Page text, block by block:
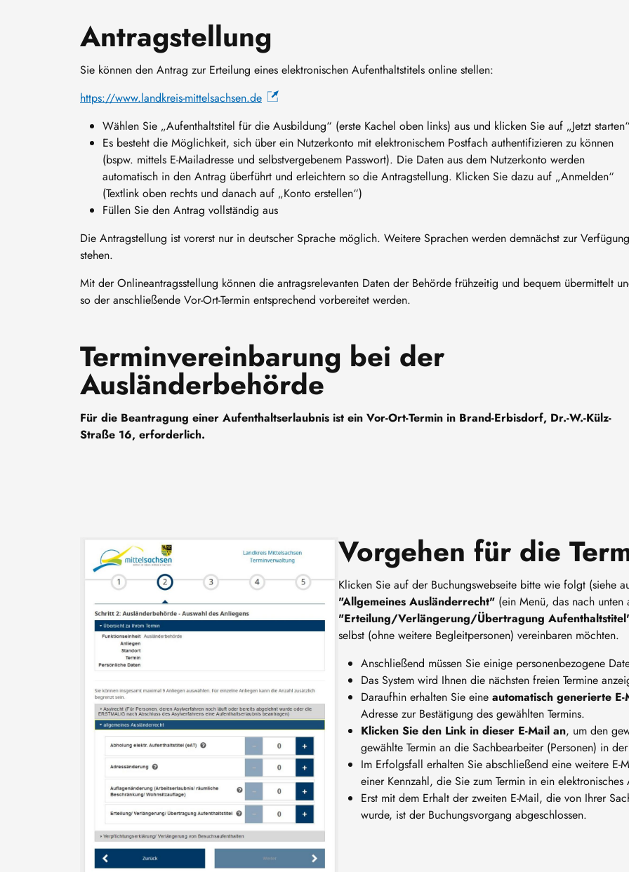
Antragstellung
Sie können den Antrag zur Erteilung eines elektronischen Aufenthaltstitels online stellen:
https://www.landkreis-mittelsachsen.de
Wählen Sie „Aufenthaltstitel für die Ausbildung“ (erste Kachel oben links) aus und klicken Sie auf „Jetzt
Es besteht die Möglichkeit, sich über ein Nutzerkonto mit elektronischem Postfach authentifizieren zu können
(bspw. mittels E-Mailadresse und selbstvergebenem Passwort). Die Daten aus dem Nutzerkonto werden
automatisch in den Antrag überführt und erleichtern so die Antragstellung. Klicken Sie dazu auf „Anmelden“
(Textlink oben rechts und danach auf „Konto erstellen“)
Füllen Sie den Antrag vollständig aus
Die Antragstellung ist vorerst nur in deutscher Sprache möglich. Weitere Sprachen werden demnächst zur Verfügung
stehen.
Mit der Onlineantragsstellung können die antragsrelevanten Daten der Behörde frühzeitig und bequem übermittelt
so der anschließende Vor-Ort-Termin entsprechend vorbereitet werden.
Terminvereinbarung bei der
Ausländerbehörde
Für die Beantragung einer Aufenthaltserlaubnis ist ein Vor-Ort-Termin in Brand-Erbisdorf, Dr.-W.-Külz-
Straße 16, erforderlich.
Image Vorgehen für die
Klicken Sie auf der Buchungswebseite bitte wie folgt (siehe
"Allgemeines Ausländerrecht" (ein Menü, das nach
"Erteilung/Verlängerung/Übertragung
selbst (ohne weitere Begleitpersonen) vereinbaren möchten.
Anschließend müssen Sie einige personenbezogene
Das System wird Ihnen die nächsten freien Termine
Daraufhin erhalten Sie eineautomatisch generierte E-
Adresse zur Bestätigung des gewählten Termins.
Klicken Sie den Link in dieser E-Mail an, um den
gewählte Termin an die Sachbearbeiter (Personen) in
Im Erfolgsfall erhalten Sie abschließend eine weitere E-
einer Kennzahl, die Sie zum Termin in ein
Erst mit dem Erhalt der zweiten E-Mail, die von Ihrer
wurde, ist der Buchungsvorgang abgeschlossen.